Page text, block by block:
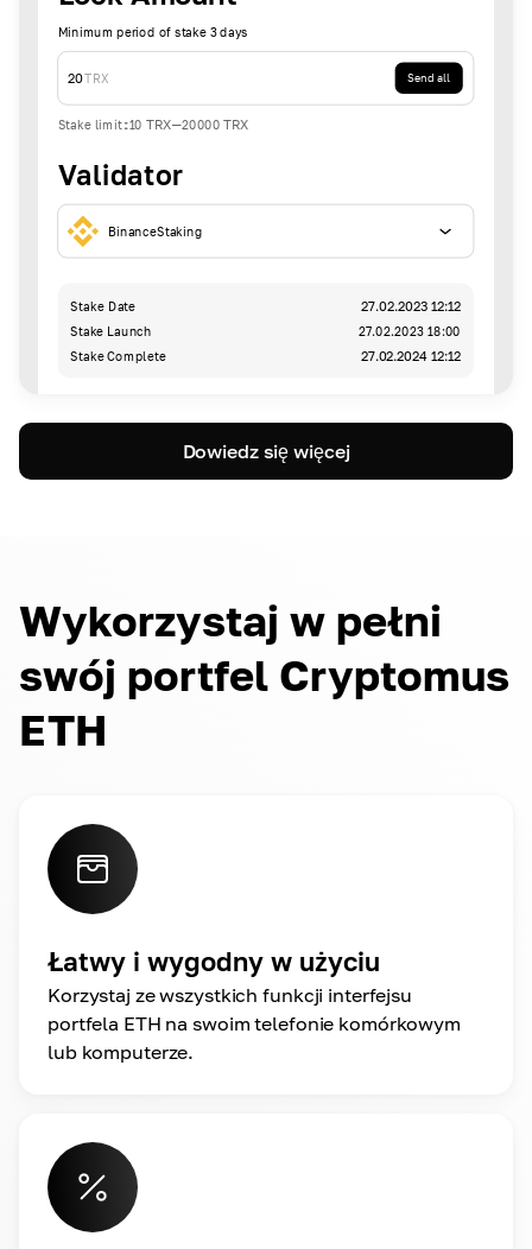
Minimum period of stake 3 days
20TRX Send all
Stake limit:10 TRX-20000 TRX
Validator
BinanceStaking
Stake Date 27.02.2023 12:12
Stake Launch
27.02.2023 18:00
Stake Complete
27.02.2024 12:12
Dowiedz się więcej
Wykorzystaj w pełni
swój portfel Cryptomus
ETH
Łatwy i wygodny w użyciu
Korzystaj ze wszystkich funkcji interfejsu
portfela ETH na swoim telefonie komórkowym
lub komputerze.